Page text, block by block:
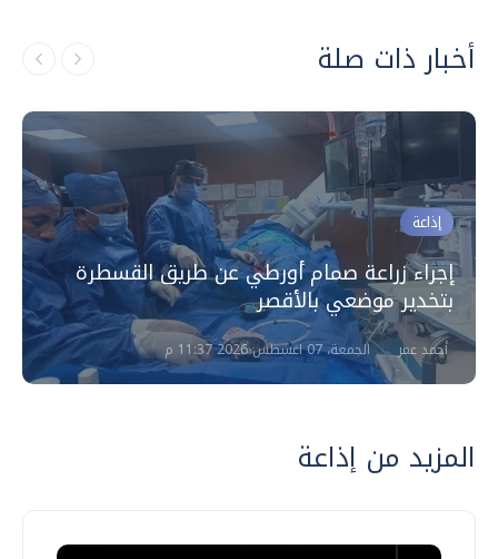
أخبار ذات صلة
إذاعة
إجراء زراعة صمام أورطي عن طريق القسطرة
بتخدير موضعي بالأقصر
أحمد عمر الجمعة، 07 اغسطس 2026 11:37 م
المزيد من إذاعة